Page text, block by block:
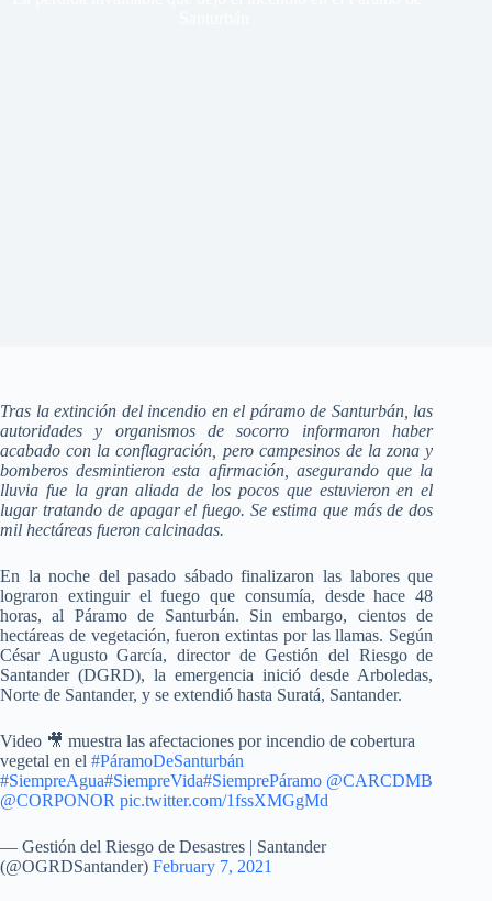
Tras la extinción del incendio en el páramo de Santurbán, las
autoridades y organismos de socorro informaron haber
acabado con la conflagración, pero campesinos de la zona y
bomberos desmintieron esta afirmación, asegurando que la
lluvia fue la gran aliada de los pocos que estuvieron en el
lugar tratando de apagar el fuego. Se estima que más de dos
mil hectáreas fueron calcinadas.
En la noche del pasado sábado finalizaron las labores que
lograron extinguir el fuego que consumía, desde hace 48
horas, al Páramo de Santurbán. Sin embargo, cientos de
hectáreas de vegetación, fueron extintas por las llamas. Según
César Augusto García, director de Gestión del Riesgo de
Santander (DGRD), la emergencia inició desde Arboledas,
Norte de Santander, y se extendió hasta Suratá, Santander.
Video 🎥 muestra las afectaciones por incendio de cobertura
vegetal en el #PáramoDeSanturbán
#SiempreAgua#SiempreVida#SiemprePáramo @CARCDMB
@CORPONOR pic.twitter.com/1fssXMGgMd
— Gestión del Riesgo de Desastres | Santander
(@OGRDSantander) February 7, 2021